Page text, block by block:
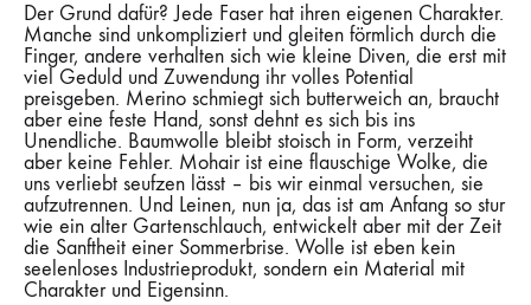
Der Grund dafür? Jede Faser hat ihren eigenen Charakter.
Manche sind unkompliziert und gleiten förmlich durch die
Finger, andere verhalten sich wie kleine Diven, die erst mit
viel Geduld und Zuwendung ihr volles Potential
preisgeben. Merino schmiegt sich butterweich an, braucht
aber eine feste Hand, sonst dehnt es sich bis ins
Unendliche. Baumwolle bleibt stoisch in Form, verzeiht
aber keine Fehler. Mohair ist eine flauschige Wolke, die
uns verliebt seufzen lässt – bis wir einmal versuchen, sie
aufzutrennen. Und Leinen, nun ja, das ist am Anfang so stur
wie ein alter Gartenschlauch, entwickelt aber mit der Zeit
die Sanftheit einer Sommerbrise. Wolle ist eben kein
seelenloses Industrieprodukt, sondern ein Material mit
Charakter und Eigensinn.